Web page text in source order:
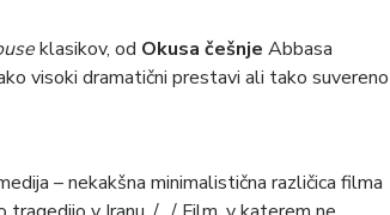
klasikov, od Okusa češnje Abbasa
visoki dramatični prestavi ali tako suvereno
– nekakšna minimalistična različica filma